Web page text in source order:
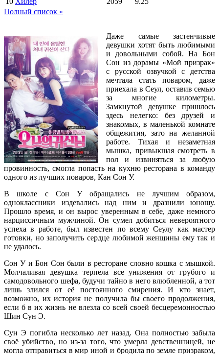
Полный список »
Даже самые застенчивые
девушки хотят быть любимыми
и довольными собой. На Бон
Сон из дорамы «Мой призрак»
с русской озвучкой с детства
мечтала стать поваром, даже
приехала в Сеул, оставив семью
за многие километры.
Замкнутой девушке пришлось
здесь нелегко: без друзей и
знакомых, в маленькой комнате
общежития, зато на желанной
работе. Тихая и незаметная
мышка, привыкшая смотреть в
пол и извиняться за любую
провинность, смогла попасть на кухню ресторана в команду
одного из лучших поваров, Кан Сон У.
В школе с Сон У обращались не лучшим образом,
одноклассники издевались над ним и дразнили юношу.
Прошло время, и он вырос уверенным в себе, даже немного
нарциссичным мужчиной. Он сумел добиться невероятного
успеха в работе, был известен по всему Сеулу как мастер
готовки, но заполучить сердце любимой женщины ему так и
не удалось.
Сон У и Бон Сон были в ресторане словно кошка с мышкой.
Молчаливая девушка терпела все унижения от грубого и
самодовольного шефа, будучи тайно в него влюбленной, а тот
лишь злился от её постоянного смирения. И кто знает,
возможно, их история не получила бы своего продолжения,
если б в их жизнь не влезла со всей своей бесцеремонностью
Шин Сун Э.
Сун Э погибла несколько лет назад. Она полностью забыла
своё убийство, но из-за того, что умерла девственницей, не
могла отправиться в мир иной и бродила по земле призраком,